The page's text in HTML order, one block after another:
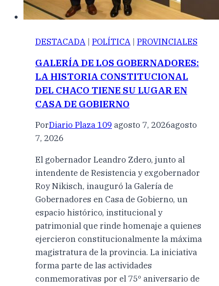
DESTACADA | POLÍTICA | PROVINCIALES
GALERÍA DE LOS GOBERNADORES:
LA HISTORIA CONSTITUCIONAL
DEL CHACO TIENE SU LUGAR EN
CASA DE GOBIERNO
PorDiario Plaza 109 agosto 7, 2026agosto
7, 2026
El gobernador Leandro Zdero, junto al
intendente de Resistencia y exgobernador
Roy Nikisch, inauguró la Galería de
Gobernadores en Casa de Gobierno, un
espacio histórico, institucional y
patrimonial que rinde homenaje a quienes
ejercieron constitucionalmente la máxima
magistratura de la provincia. La iniciativa
forma parte de las actividades
conmemorativas por el 75º aniversario de